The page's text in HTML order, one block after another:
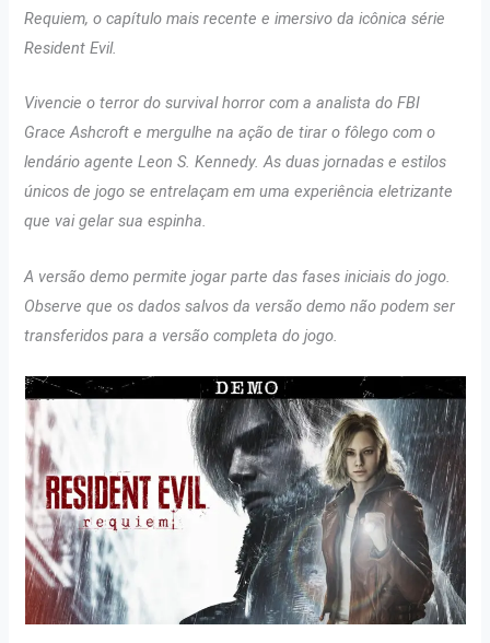
Requiem, o capítulo mais recente e imersivo da icônica série
Resident Evil.
Vivencie o terror do survival horror com a analista do FBI
Grace Ashcroft e mergulhe na ação de tirar o fôlego com o
lendário agente Leon S. Kennedy. As duas jornadas e estilos
únicos de jogo se entrelaçam em uma experiência eletrizante
que vai gelar sua espinha.
A versão demo permite jogar parte das fases iniciais do jogo.
Observe que os dados salvos da versão demo não podem ser
transferidos para a versão completa do jogo.